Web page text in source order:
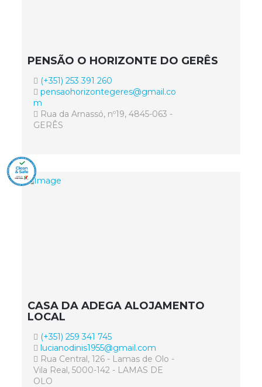
PENSÃO O HORIZONTE DO GERÊS
(+351) 253 391 260
pensaohorizontegeres@gmail.co
m
Rua da Arnassó, nº19, 4845-063 -
GERÊS
CASA DA ADEGA ALOJAMENTO
LOCAL
(+351) 259 341 745
lucianodinis1955@gmail.com
Rua Central, 126 - Lamas de Olo -
Vila Real, 5000-142 - LAMAS DE
OLO